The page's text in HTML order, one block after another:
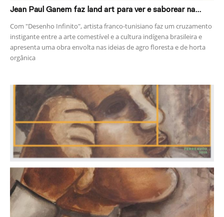
Jean Paul Ganem faz land art para ver e saborear na...
Com "Desenho Infinito", artista franco-tunisiano faz um cruzamento
instigante entre a arte comestível e a cultura indígena brasileira e
apresenta uma obra envolta nas ideias de agro floresta e de horta
orgânica